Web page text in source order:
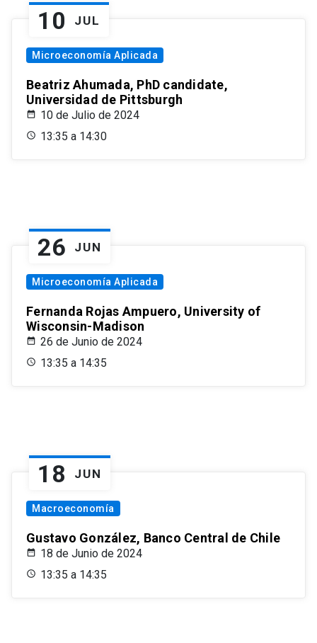
10 JUL
Microeconomía Aplicada
Beatriz Ahumada, PhD candidate,
Universidad de Pittsburgh
10 de Julio de 2024
13:35 a 14:30
26 JUN
Microeconomía Aplicada
Fernanda Rojas Ampuero, University of
Wisconsin-Madison
26 de Junio de 2024
13:35 a 14:35
18 JUN
Macroeconomía
Gustavo González, Banco Central de Chile
18 de Junio de 2024
13:35 a 14:35